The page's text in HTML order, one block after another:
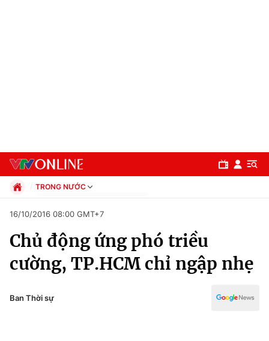
Chuyên mục
Chính trị
TRONG NƯỚC
Xã hội
Pháp luật
Kinh tế
Thể thao
Văn hóa - Giải trí
16/10/2016 08:00 GMT+7
Chủ động ứng phó triều
cường, TP.HCM chỉ ngập nhẹ
Ban Thời sự